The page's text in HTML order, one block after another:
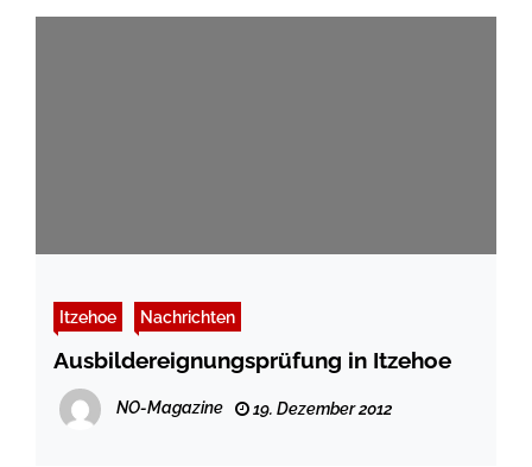
Itzehoe Nachrichten
Ausbildereignungsprüfung in Itzehoe
NO-Magazine 19. Dezember 2012